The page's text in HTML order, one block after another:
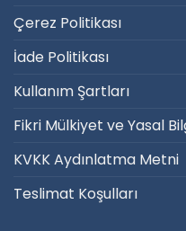
Çerez Politikası
İade Politikası
Kullanım Şartları
Fikri Mülkiyet ve Yasal
KVKK Aydınlatma Metni
Teslimat Koşulları